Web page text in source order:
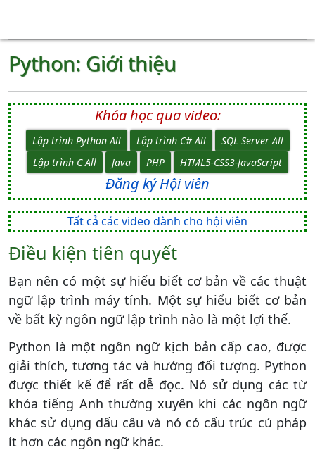
Python: Giới thiệu
Khóa học qua video:
Lập trình Python All Lập trình C# All
SQL Server All
Lập trình C All
Java PHP HTML5-CSS3-JavaScript
Đăng ký Hội viên
Tất cả các video dành cho hội viên
Điều kiện tiên quyết
Bạn nên có một sự hiểu biết cơ bản về các thuật
ngữ lập trình máy tính. Một sự hiểu biết cơ bản
về bất kỳ ngôn ngữ lập trình nào là một lợi thế.
Python là một ngôn ngữ kịch bản cấp cao, được
giải thích, tương tác và hướng đối tượng. Python
được thiết kế để rất dễ đọc. Nó sử dụng các từ
khóa tiếng Anh thường xuyên khi các ngôn ngữ
khác sử dụng dấu câu và nó có cấu trúc cú pháp
ít hơn các ngôn ngữ khác.